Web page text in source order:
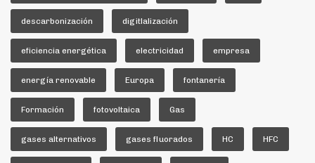
descarbonización digitlalización
eficiencia energética electricidad empresa
energía renovable Europa fontanería
Formación fotovoltaica Gas
gases alternativos gases fluorados HC HFC